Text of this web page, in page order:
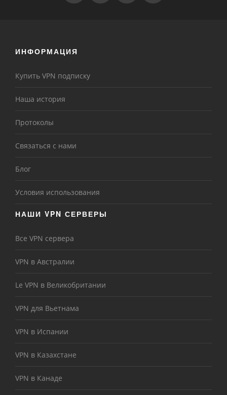
ИНФОРМАЦИЯ
Купить VPN подписку
Наша история
Протоколы
Связаться с нами
Блог
Условия использования
НАШИ VPN СЕРВЕРЫ
Все VPN сервера
VPN в Австралии
Le VPN в Великобритании
VPN для Вьетнама
VPN в Испании
VPN в Казахстане
VPN в Канаде